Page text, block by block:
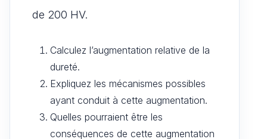
de 200 HV.
Calculez l’augmentation relative de la
dureté.
Expliquez les mécanismes possibles
ayant conduit à cette augmentation.
Quelles pourraient être les
conséquences de cette augmentation